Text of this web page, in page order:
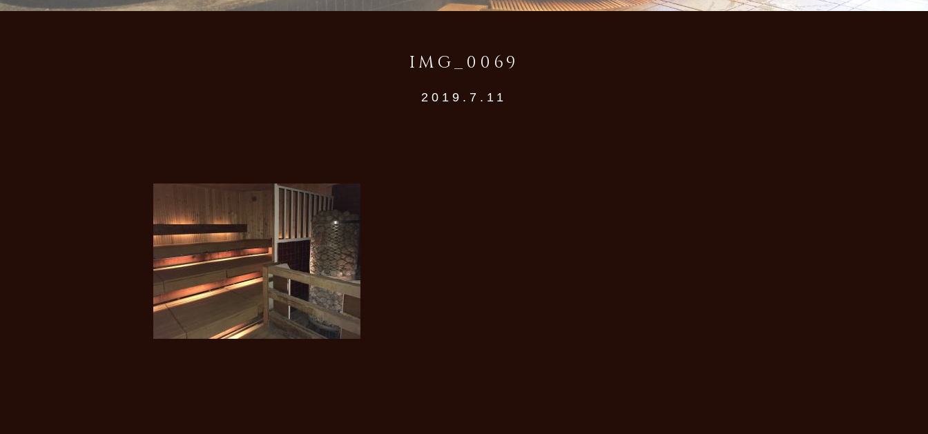
IMG_0069
2019.7.11